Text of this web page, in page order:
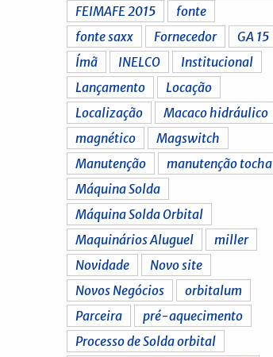
FEIMAFE 2015
fonte
fonte saxx
Fornecedor
GA 15
Ímã
INELCO
Institucional
Lançamento
Locação
Localização
Macaco hidráulico
magnético
Magswitch
Manutenção
manutenção tocha
Máquina Solda
Máquina Solda Orbital
Maquinários Aluguel
miller
Novidade
Novo site
Novos Negócios
orbitalum
Parceira
pré-aquecimento
Processo de Solda orbital